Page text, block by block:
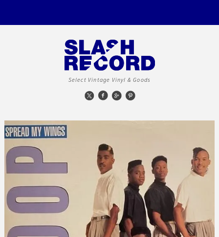
Select Vintage Vinyl & Goods